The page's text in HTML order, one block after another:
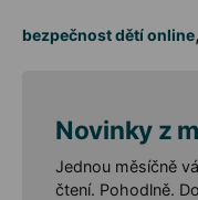
bezpečnost dětí online,
Novinky z
Jednou měsíčně
čtení. Pohodlně.